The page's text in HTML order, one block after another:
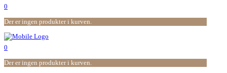
0
Der er ingen produkter i kurven.
0
Der er ingen produkter i kurven.